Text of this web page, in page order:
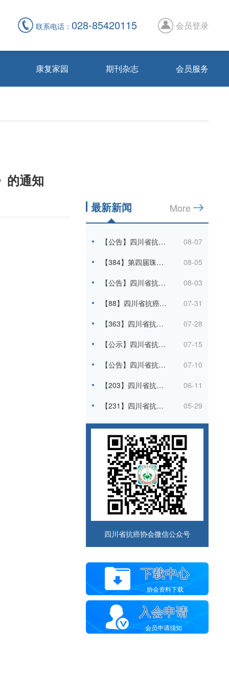
联系电话： 028-85420115 会员登录
康复家园 期刊杂志 会员服务
的通知
最新新闻 More
【公告】四川省抗癌协会关于引入第三方机构协助办理自然人劳务报酬数电发票相关服务的询比价第二轮通知
08-07
【384】第四届珠峰食管癌学术大会暨第十八次食管癌专委会学术会议暨胸部肿瘤多学科交流会的通知（第一轮）
08-05
【公告】四川省抗癌协会关于引入第三方机构协助办理自然人劳务报酬数电发票相关服务的询比价通知
08-03
【88】四川省抗癌协会关于召开晴系天府-肿瘤规范化诊疗质量提升行动的通知
07-31
【363】四川省抗癌协会关于举办2026年淋巴水肿治疗高级实践培训班的通知（第二轮）
07-28
【公示】四川省抗癌协会关于第六届天府乳腺癌大会会务比选结果的公告
07-15
【公告】四川省抗癌协会关于第六届天府乳腺癌大会会务服务公司的比选公告
07-10
【203】四川省抗癌协会关于召开第七次肿瘤呼吸病学学术会议的通知
06-11
【231】四川省抗癌协会关于申报2026年度第一批肿瘤临床专项科研项目的通知
05-29
四川省抗癌协会微信公众号
下载中心
协会资料下载
入会申请
会员申请须知